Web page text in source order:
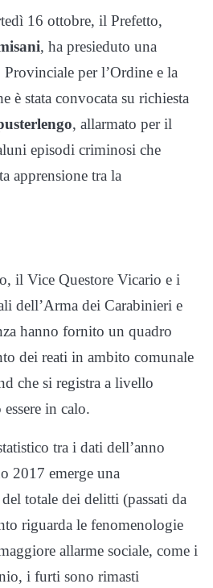
16 ottobre, il Prefetto,
, ha presieduto una
per l’Ordine e la
è stata convocata su richiesta
, allarmato per il
episodi criminosi che
apprensione tra la
il Vice Questore Vicario e i
dell’Arma dei Carabinieri e
hanno fornito un quadro
dei reati in ambito comunale
che si registra a livello
in calo.
tra i dati dell’anno
2017 emerge una
totale dei delitti (passati da
riguarda le fenomenologie
allarme sociale, come i
i furti sono rimasti